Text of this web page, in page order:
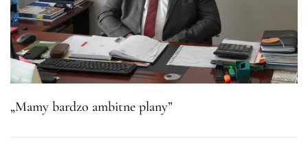
„Mamy bardzo ambitne plany”